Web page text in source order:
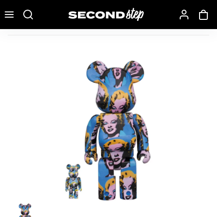
Bearbrick Andy Warhol Marilyn Monroe #2 100% & 400% Set